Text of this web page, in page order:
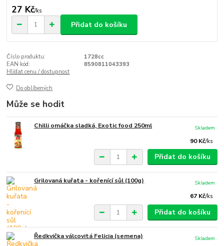
27 Kč/ks
Přidat do košíku
Číslo produktu:
1728cc
EAN kód:
8590811043393
Hlídat cenu / dostupnost
Do oblíbených
Může se hodit
Chilli omáčka sladká, Exotic food 250ml
90 Kč/ks
Skladem
Přidat do košíku
Grilovaná kuřata - kořenící sůl (100g)
67 Kč/ks
Skladem
Přidat do košíku
Ředkvička válcovitá Felicia (semena)
Skladem